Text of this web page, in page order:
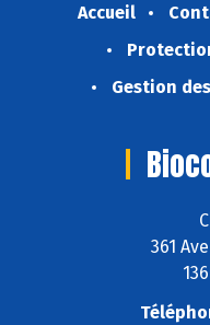
Accueil
Gestion
361